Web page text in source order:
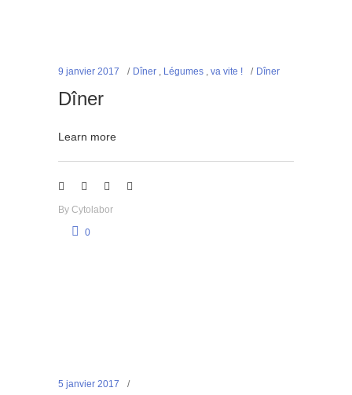
9 janvier 2017 Dîner , Légumes , va vite ! Dîner
Dîner
Learn more
By Cytolabor
0
5 janvier 2017